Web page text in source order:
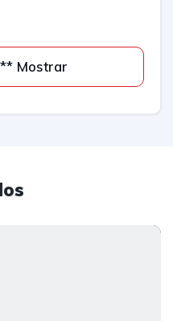
573 *** *** Mostrar